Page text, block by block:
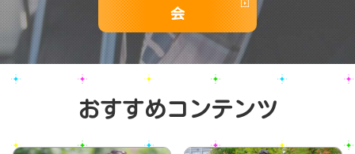
会
おすすめコンテンツ